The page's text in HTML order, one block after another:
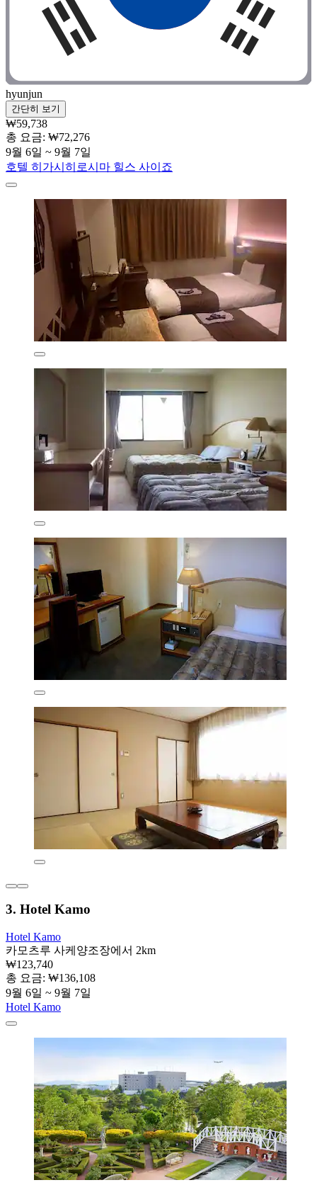
hyunjun
간단히 보기
₩59,738
총 요금: ₩72,276
9월 6일 ~ 9월 7일
호텔 히가시히로시마 힐스 사이죠
3. Hotel Kamo
Hotel Kamo
카모츠루 사케양조장에서 2km
₩123,740
총 요금: ₩136,108
9월 6일 ~ 9월 7일
Hotel Kamo